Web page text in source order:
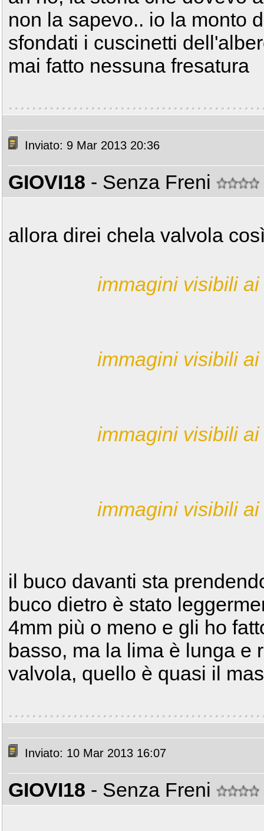
non la sapevo.. io la monto
sfondati i cuscinetti
mai fatto nessuna fresatura
Inviato: 9 Mar 2013 20:36
GIOVI18 - Senza Freni
allora direi chela valvola
immagini visibili
immagini visibili
immagini visibili
immagini visibili
il buco davanti sta
buco dietro è stato
4mm più o meno e gli ho
basso, ma la lima è lunga e
valvola, quello è quasi il
Inviato: 10 Mar 2013 16:07
GIOVI18 - Senza Freni